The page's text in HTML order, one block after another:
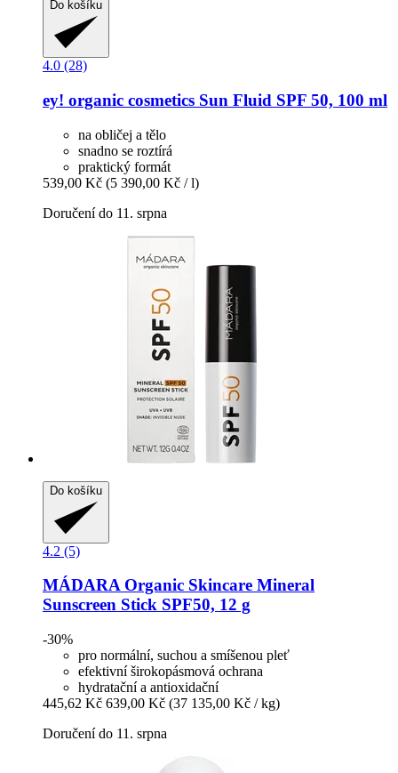
Do košíku
4.0 (28)
ey! organic cosmetics Sun Fluid SPF 50, 100 ml
na obličej a tělo
snadno se roztírá
praktický formát
539,00 Kč (5 390,00 Kč / l)
Doručení do 11. srpna
Do košíku
4.2 (5)
MÁDARA Organic Skincare Mineral
Sunscreen Stick SPF50, 12 g
-30%
pro normální, suchou a smíšenou pleť
efektivní širokopásmová ochrana
hydratační a antioxidační
445,62 Kč 639,00 Kč (37 135,00 Kč / kg)
Doručení do 11. srpna